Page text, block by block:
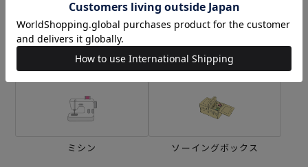
刺し子 編み物
ミシン ソーイングボックス